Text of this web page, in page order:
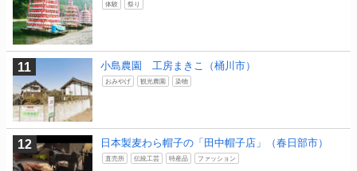
体験 祭り
小島農園 工房まきこ（桶川市）
おみやげ 観光農園 染物
日本製麦わら帽子の「田中帽子店」（春日部市）
直売所 伝統工芸 特産品 ファッション